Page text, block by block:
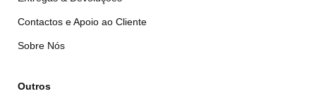
Contactos e Apoio ao Cliente
Sobre Nós
Outros